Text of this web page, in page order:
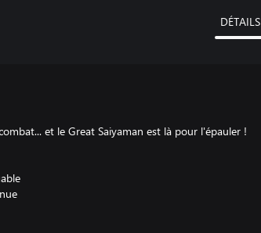
DÉTAILS
et le Great Saiyaman est là pour l'épauler !